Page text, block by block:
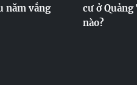
năm vắng
cư ở
nào?